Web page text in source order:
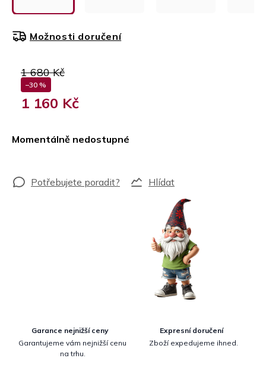
1 680 Kč
–30 %
1 160 Kč
Momentálně nedostupné
Možnosti doručení
Hlídat
Garance nejnižší ceny
Garantujeme vám nejnižší cenu
na trhu.
Expresní doručení
Zboží expedujeme ihned.